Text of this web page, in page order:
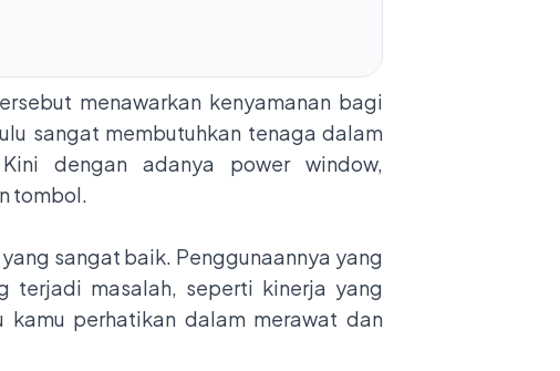
menawarkan kenyamanan bagi
sangat membutuhkan tenaga dalam
dengan adanya power window,
tombol.
sangat baik. Penggunaannya yang
terjadi masalah, seperti kinerja yang
perhatikan dalam merawat dan